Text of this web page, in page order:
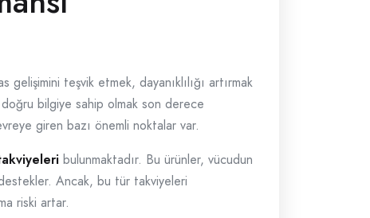
gelişimini teşvik etmek, dayanıklılığı artırmak
doğru bilgiye sahip olmak son derece
giren bazı önemli noktalar var.
bulunmaktadır. Bu ürünler, vücudun
Ancak, bu tür takviyeleri
riski artar.